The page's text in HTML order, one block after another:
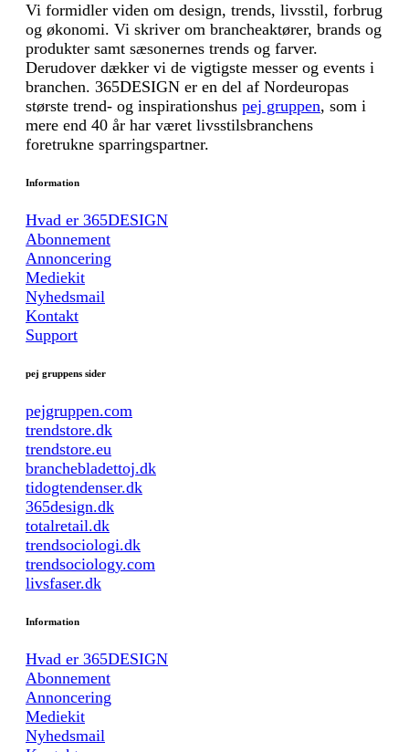
Vi formidler viden om design, trends, livsstil, forbrug
og økonomi. Vi skriver om brancheaktører, brands og
produkter samt sæsonernes trends og farver.
Derudover dækker vi de vigtigste messer og events i
branchen. 365DESIGN er en del af Nordeuropas
største trend- og inspirationshus pej gruppen, som i
mere end 40 år har været livsstilsbranchens
foretrukne sparringspartner.
Information
Hvad er 365DESIGN
Abonnement
Annoncering
Mediekit
Nyhedsmail
Kontakt
Support
pej gruppens sider
pejgruppen.com
trendstore.dk
trendstore.eu
branchebladettoj.dk
tidogtendenser.dk
365design.dk
totalretail.dk
trendsociologi.dk
trendsociology.com
livsfaser.dk
Information
Hvad er 365DESIGN
Abonnement
Annoncering
Mediekit
Nyhedsmail